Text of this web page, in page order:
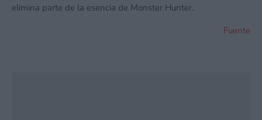
elimina parte de la esencia de Monster Hunter.
Fuente